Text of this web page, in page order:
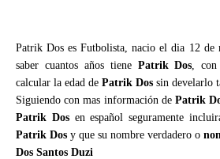
Patrik Dos es Futbolista, nacio el dia 12 de
saber cuantos años tiene Patrik Dos, con
calcular la edad de Patrik Dos sin develarlo
Siguiendo con mas información de Patrik
Patrik Dosen español seguramente
Patrik Dos y que su nombre verdadero o
Dos Santos Duzi